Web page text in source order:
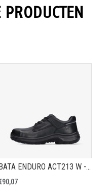
BATA ENDURO ACT213 W - VEILIGHEIDSSCHOEN S2